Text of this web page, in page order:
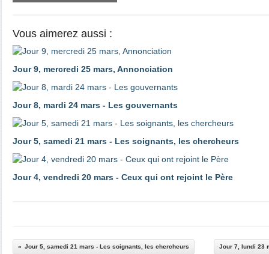
Vous aimerez aussi :
Jour 9, mercredi 25 mars, Annonciation
Jour 8, mardi 24 mars - Les gouvernants
Jour 5, samedi 21 mars - Les soignants, les chercheurs
Jour 4, vendredi 20 mars - Ceux qui ont rejoint le Père
Jour 5, samedi 21 mars - Les soignants, les chercheurs Jour 7, lundi 23